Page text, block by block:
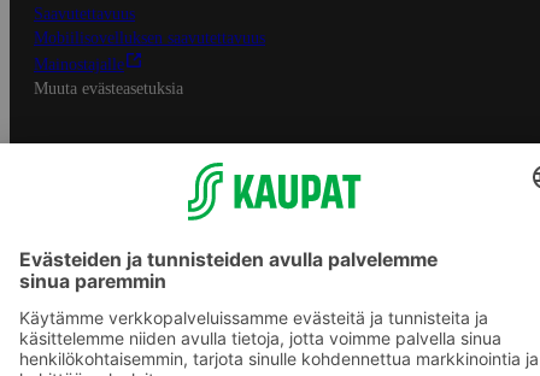
Saavutettavuus
Mobiilisovelluksen saavutettavuus
Mainostajalle
Muuta evästeasetuksia
S-ryhmän palvelut
S-ryhmä
Asiakasomistajuus
S-ostoslista -sovellus
Prisma.fi